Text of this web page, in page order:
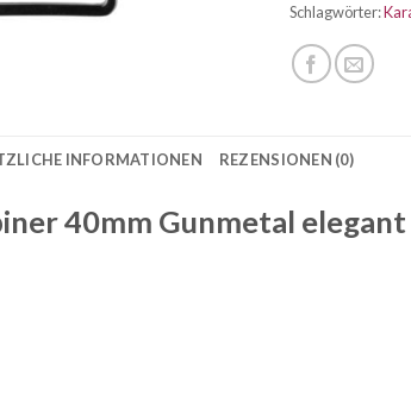
Schlagwörter:
INFORMATIONEN REZENSIONEN (0)
40mm Gunmetal elegant